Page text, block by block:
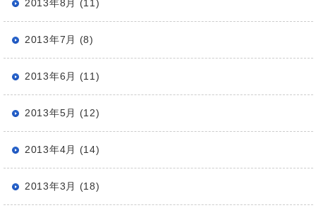
2013年8月 (11)
2013年7月 (8)
2013年6月 (11)
2013年5月 (12)
2013年4月 (14)
2013年3月 (18)